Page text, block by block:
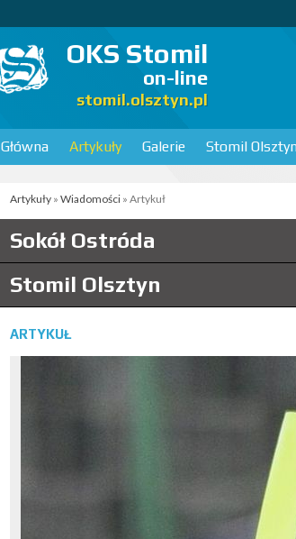
OKS Stomil
on-line
stomil.olsztyn.pl
Główna Artykuły Galerie Stomil
Artykuły » Wiadomości » Artykuł
Sokół Ostróda
Stomil Olsztyn
ARTYKUŁ